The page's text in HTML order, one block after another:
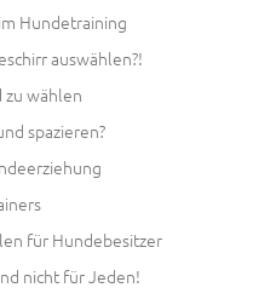
Hundetraining
auswählen?!
zu wählen
spazieren?
für Hundebesitzer
nicht für Jeden!